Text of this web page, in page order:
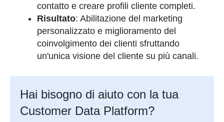
contatto e creare profili cliente completi.
Risultato: Abilitazione del marketing
personalizzato e miglioramento del
coinvolgimento dei clienti sfruttando
un'unica visione del cliente su più canali.
Hai bisogno di aiuto con la tua
Customer Data Platform?